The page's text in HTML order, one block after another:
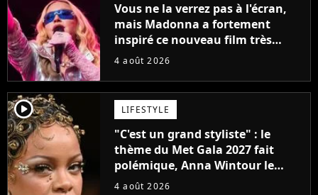
Vous ne la verrez pas à l'écran,
mais Madonna a fortement
inspiré ce nouveau film très
attendu
4 août 2026
player2 LIFESTYLE
"C'est un grand styliste" : le
thème du Met Gala 2027 fait
polémique, Anna Wintour le
défend
4 août 2026